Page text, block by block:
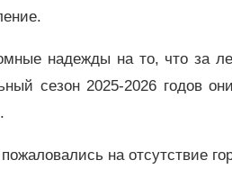
надежды на то, что за
сезон 2025-2026 годов
на отсутствие